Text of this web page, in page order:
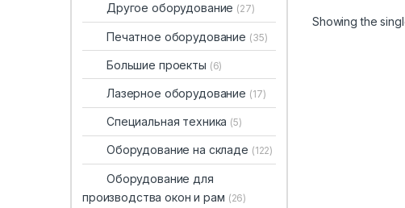
Showing the
Другое оборудование (27)
Печатное оборудование (35)
Большие проекты (6)
Лазерное оборудование (17)
Специальная техника (5)
Оборудование на складе (122)
Оборудование для
производства окон и рам (26)